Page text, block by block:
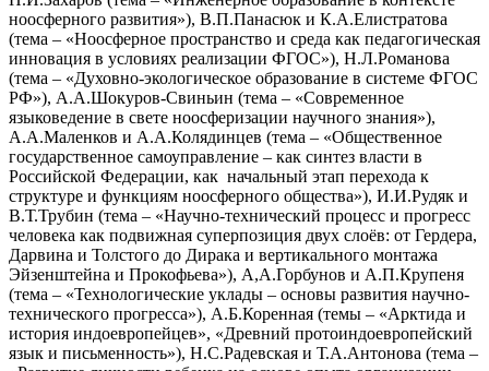
ноосферного развития»), В.П.Панасюк и К.А.Елистратова
(тема – «Ноосферное пространство и среда как педагогическая
инновация в условиях реализации ФГОС»), Н.Л.Романова
(тема – «Духовно-экологическое образование в системе ФГОС
РФ»), А.А.Шокуров-Свиньин (тема – «Современное
языковедение в свете ноосферизации научного знания»),
А.А.Маленков и А.А.Колядинцев (тема – «Общественное
государственное самоуправление – как синтез власти в
Российской Федерации, как начальный этап перехода к
структуре и функциям ноосферного общества»), И.И.Рудяк и
В.Т.Трубин (тема – «Научно-технический процесс и прогресс
человека как подвижная суперпозиция двух слоёв: от Гердера,
Дарвина и Толстого до Дирака и вертикального монтажа
Эйзенштейна и Прокофьева»), А,А.Горбунов и А.П.Крупеня
(тема – «Технологические уклады – основы развития научно-
технического прогресса»), А.Б.Коренная (темы – «Арктида и
история индоевропейцев», «Древний протоиндоевропейский
язык и письменность»), Н.С.Радевская и Т.А.Антонова (тема –